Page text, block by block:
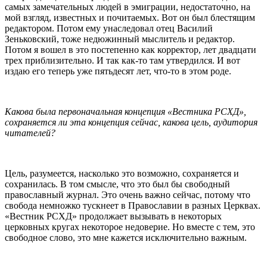
самых замечательных людей в эмиграции, недостаточно, на
мой взгляд, известных и почитаемых. Вот он был блестящим
редактором. Потом ему унаследовал отец Василий
Зеньковский, тоже недюжинный мыслитель и редактор.
Потом я вошел в это постепенно как корректор, лет двадцати
трех приблизительно. И так как-то там утвердился. И вот
издаю его теперь уже пятьдесят лет, что-то в этом роде.
Какова была первоначальная концепция «Вестника РСХД»,
сохраняется ли эта концепция сейчас, какова цель, аудитория
читателей?
Цель, разумеется, насколько это возможно, сохраняется и
сохранилась. В том смысле, что это был бы свободный
православный журнал. Это очень важно сейчас, потому что
свобода немножко тускнеет в Православии в разных Церквах.
«Вестник РСХД» продолжает вызывать в некоторых
церковных кругах некоторое недоверие. Но вместе с тем, это
свободное слово, это мне кажется исключительно важным.